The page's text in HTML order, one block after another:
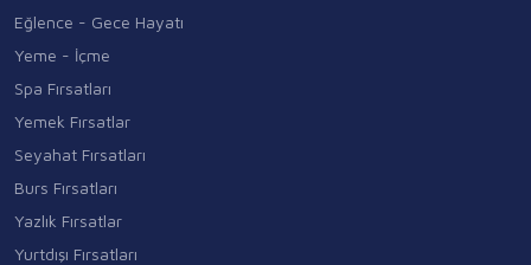
Eğlence - Gece Hayatı
Yeme - İçme
Spa Fırsatları
Yemek Fırsatlar
Seyahat Fırsatları
Burs Fırsatları
Yazlık Fırsatlar
Yurtdışı Fırsatları